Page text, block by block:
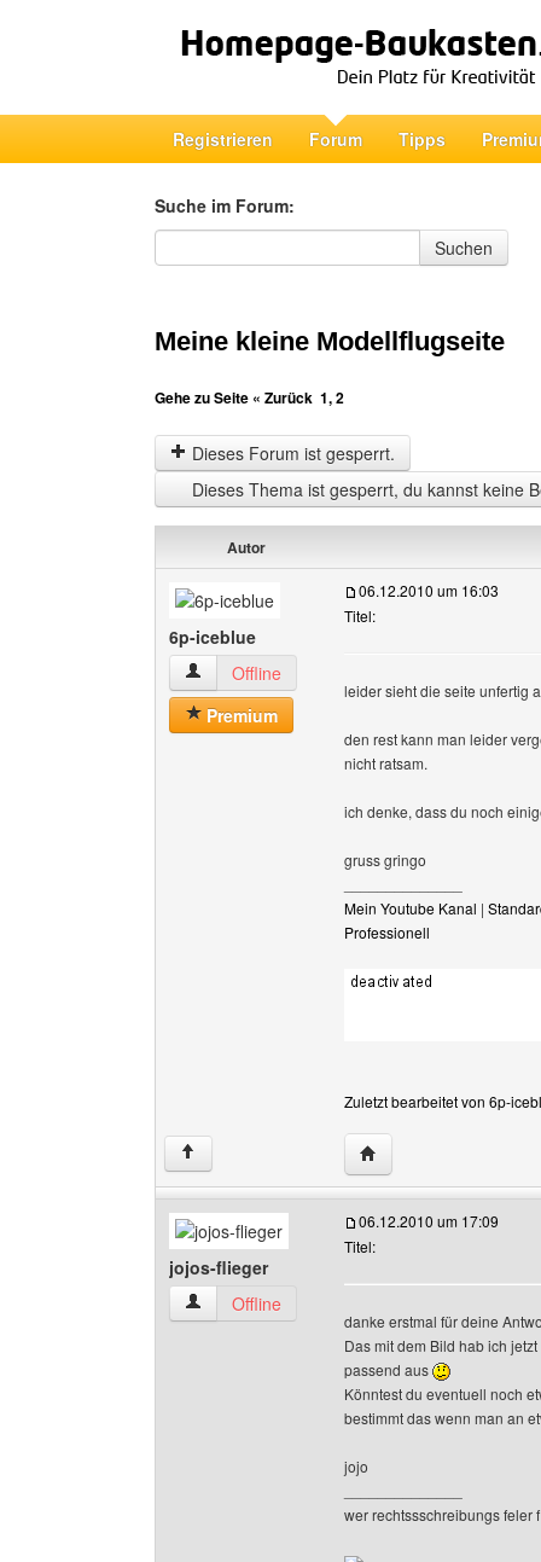
Registrieren Forum Tipps
Suche im Forum:
Suche im Forum
Suchen
Meine kleine Modellflugseite
Gehe zu Seite « Zurück 1,2
Dieses Forum ist gesperrt.
Dieses Thema ist gesperrt, du kannst keine
Autor
6p-iceblue
6p-iceblue Benutzer-Profile anzeigen
Offline
Premium
06.12.2010 um 16:03
Titel:
leider sieht die seite unfertig
den rest kann man leider
nicht ratsam.
ich denke, dass du noch
gruss gringo
Mein Youtube Kanal |
Professionell
Zuletzt bearbeitet von 6p-
↑ Website dieses
jojos-flieger
jojos-flieger Benutzer-Profile anzeigen
Offline
06.12.2010 um 17:09
Titel:
danke erstmal für deine
Das mit dem Bild hab ich
passend aus
Könntest du eventuell noch
bestimmt das wenn man an
jojo
wer rechtssschreibungs feler